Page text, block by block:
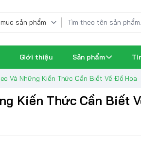
Giới thiệu Sản phẩm
Và Những Kiến Thức Cần Biết Về Đồ Họa
Kiến Thức Cần Biết